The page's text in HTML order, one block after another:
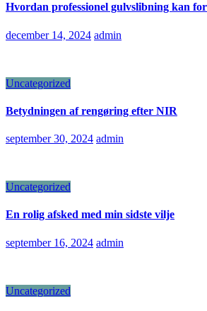
Hvordan professionel gulvslibning kan
december 14, 2024 admin
Uncategorized
Betydningen af rengøring efter NIR
september 30, 2024 admin
Uncategorized
En rolig afsked med min sidste vilje
september 16, 2024 admin
Uncategorized